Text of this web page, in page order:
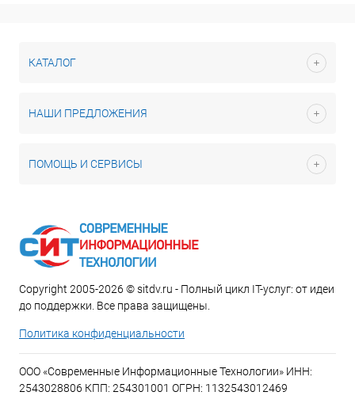
КАТАЛОГ
НАШИ ПРЕДЛОЖЕНИЯ
ПОМОЩЬ И СЕРВИСЫ
Copyright 2005-2026 © sitdv.ru - Полный цикл IT-услуг: от идеи
до поддержки. Все права защищены.
Политика конфиденциальности
ООО «Современные Информационные Технологии» ИНН:
2543028806 КПП: 254301001 ОГРН: 1132543012469